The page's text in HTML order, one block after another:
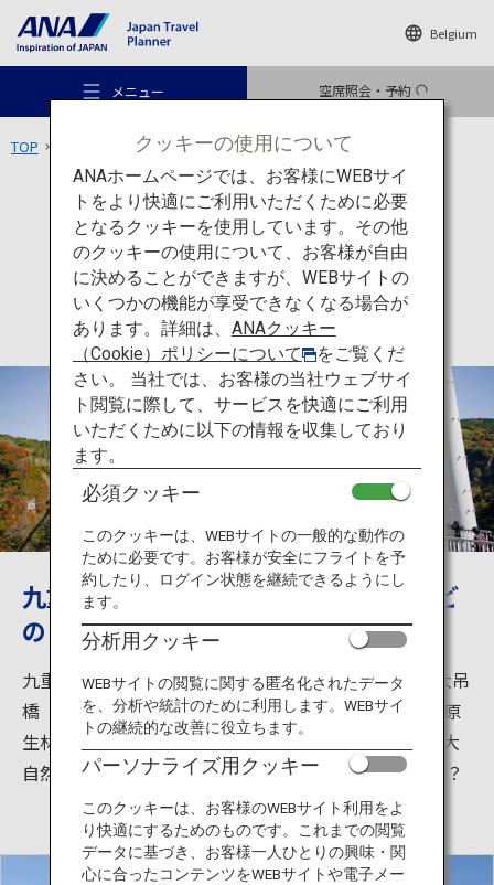
Belgium
メニュー 空席照会・予約
おすすめの旅
旅のアイデア
行き先
旅のお役立ち情報
ANA サービス
TOP 九重“夢”大吊橋
アクティビティ 大分
九重“夢”大吊橋
九重の夢大吊橋は日本一。龍門の滝など
の自然など観光スポットが豊富
九重”夢”大吊橋は長さ390ｍ、高さ173ｍの日本一の大吊
橋（歩行者専用）です。橋からは震動の滝と九酔渓の原
生林が一望でき、四季折々の渓谷美が堪能できます。大
自然を感じるために、一度訪れてはいかがでしょうか？
クッキーの使用について
ANAホームページでは、お客様にWEBサイ
トをより快適にご利用いただくために必要
となるクッキーを使用しています。その他
のクッキーの使用について、お客様が自由
に決めることができますが、WEBサイトの
いくつかの機能が享受できなくなる場合が
あります。詳細は、 ANAクッキー
（Cookie）ポリシーについて
をご覧くだ
さい。 当社では、お客様の当社ウェブサイ
ト閲覧に際して、サービスを快適にご利用
いただくために以下の情報を収集しており
ます。
必須クッキー
このクッキーは、WEBサイトの一般的な動作の
ために必要です。お客様が安全にフライトを予
約したり、ログイン状態を継続できるようにし
ます。
分析用クッキー
WEBサイトの閲覧に関する匿名化されたデータ
を、分析や統計のために利用します。WEBサイ
トの継続的な改善に役立ちます。
パーソナライズ用クッキー
このクッキーは、お客様のWEBサイト利用をよ
り快適にするためのものです。これまでの閲覧
データに基づき、お客様一人ひとりの興味・関
心に合ったコンテンツをWEBサイトや電子メー